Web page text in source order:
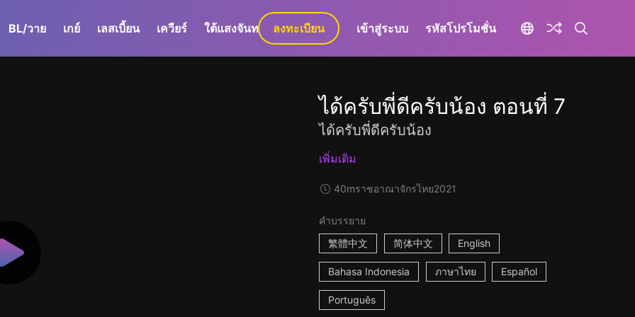
BL/วาย เกย์ เลสเบี้ยน เควียร์ ใต้แสงจันทร์ GaLa+
ลงทะเบียน เข้าสู่ระบบ รหัสโปรโมชั่น
ได้ครับพี่ดีครับน้อง ตอนที่ 7
ได้ครับพี่ดีครับน้อง
เพิ่มเติม
40mราชอาณาจักรไทย2021
คำบรรยาย
繁體中文
简体中文 English
Bahasa Indonesia ภาษาไทย Español
Português